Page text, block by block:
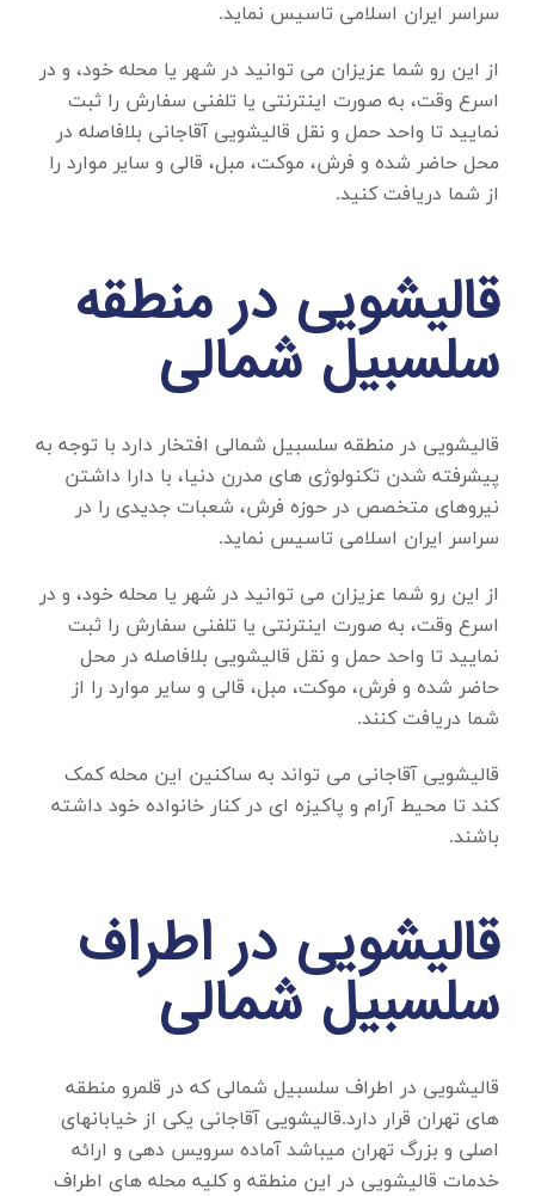
سراسر ایران اسلامی تاسیس نماید.
از این رو شما عزیزان می توانید در شهر یا محله خود، و در
اسرع وقت، به صورت اینترنتی یا تلفنی سفارش را ثبت
نمایید تا واحد حمل و نقل قالیشویی آقاجانی بلافاصله در
محل حاضر شده و فرش، موکت، مبل، قالی و سایر موارد را
از شما دریافت کنید.
قالیشویی در منطقه
سلسبیل شمالی
قالیشویی در منطقه سلسبیل شمالی افتخار دارد با توجه به
پیشرفته شدن تکنولوژی های مدرن دنیا، با دارا داشتن
نیروهای متخصص در حوزه فرش، شعبات جدیدی را در
سراسر ایران اسلامی تاسیس نماید.
از این رو شما عزیزان می توانید در شهر یا محله خود، و در
اسرع وقت، به صورت اینترنتی یا تلفنی سفارش را ثبت
نمایید تا واحد حمل و نقل قالیشویی بلافاصله در محل
حاضر شده و فرش، موکت، مبل، قالی و سایر موارد را از
شما دریافت کنند.
قالیشویی آقاجانی می تواند به ساکنین این محله کمک
کند تا محیط آرام و پاکیزه ای در کنار خانواده خود داشته
باشند.
قالیشویی در اطراف
سلسبیل شمالی
قالیشویی در اطراف سلسبیل شمالی که در قلمرو منطقه
های تهران قرار دارد.قالیشویی آقاجانی یکی از خیابانهای
اصلی و بزرگ تهران میباشد آماده سرویس دهی و ارائه
خدمات قالیشویی در این منطقه و کلیه محله های اطراف